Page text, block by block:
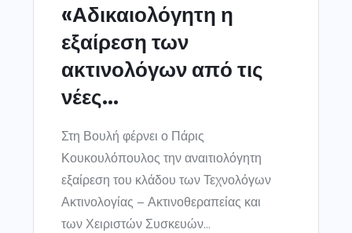
«Αδικαιολόγητη η
εξαίρεση των
ακτινολόγων από τις
νέες...
Στη Βουλή φέρνει ο Πάρις
Κουκουλόπουλος την αναιτιολόγητη
εξαίρεση του κλάδου των Τεχνολόγων
Ακτινολογίας – Ακτινοθεραπείας και
των Χειριστών Συσκευών...